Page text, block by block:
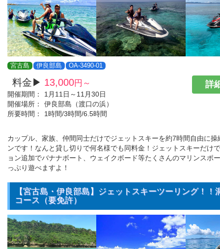
宮古島 伊良部島 OA-3490-01
料金▶ 13,000円～
開催期間：
1月11日～11月30日
開催場所：
伊良部島（渡口の浜）
所要時間：
1時間/3時間/6.5時間
詳
カップル、家族、仲間同士だけでジェットスキーを約7時間自由に
ンです！なんと貸し切りで何名様でも同料金！ジェットスキーだけ
ョン追加でバナナボート、ウェイクボード等たくさんのマリンスポ
っぷり遊べますよ！
【宮古島・伊良部島】ジェットスキーツーリング！！
コース（要免許）